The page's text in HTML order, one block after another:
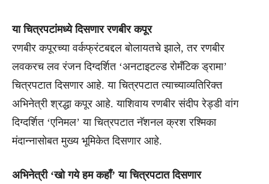
या चित्रपटांमध्ये दिसणार रणबीर कपूर
रणबीर कपूरच्या वर्कफ्रंटबद्दल बाेलायतचे झाले, तर रणबीर
लवकरच लव रंजन दिग्दर्शित ‘अनटाइटल्ड रोमँटिक ड्रामा’
चित्रपटात दिसणार आहे. या चित्रपटात त्याच्याव्यतिरिक्त
अभिनेत्री श्रद्धा कपूर आहे. याशिवाय रणबीर संदीप रेड्डी वांग
दिग्दर्शित ‘एनिमल’ या चित्रपटात नॅशनल क्रश रश्मिका
मंदान्नासोबत मुख्य भूमिकेत दिसणार आहे.
अभिनेत्री ‘खो गये हम कहाँ’ या चित्रपटात दिसणार